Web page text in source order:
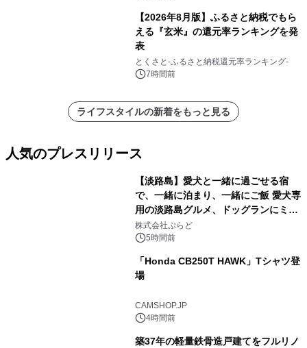
【2026年8月版】ふるさと納税でもら
える『玄米』の還元率ランキングを発
表
とくさと-ふるさと納税還元率ランキング-
7時間前
ライフスタイルの新着をもっと見る
人気のプレスリリース
【淡路島】愛犬と一緒に過ごせる宿
で、一緒に泊まり、一緒にご飯 愛犬専
用の淡路島グルメ、ドッグランにミニ
プール グランピングとトレーラーハウ
スの2施設で
株式会社ぷらど
5時間前
「Honda CB250T HAWK」Tシャツ登
場
CAMSHOP.JP
4時間前
築37年の軽量鉄骨造戸建てをフルリノ